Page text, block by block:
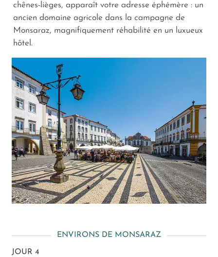
chênes-lièges, apparaît votre adresse éphémère : un
ancien domaine agricole dans la campagne de
Monsaraz, magnifiquement réhabilité en un luxueux
hôtel.
ENVIRONS DE MONSARAZ
JOUR 4